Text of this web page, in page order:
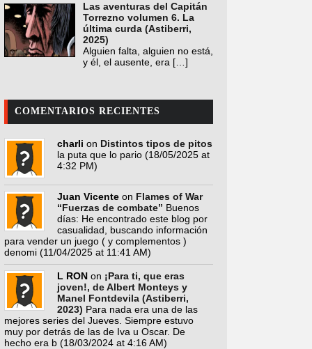
Las aventuras del Capitán
Torrezno volumen 6. La
última curda (Astiberri,
2025)
Alguien falta, alguien no está,
y él, el ausente, era […]
COMENTARIOS RECIENTES
charli on Distintos tipos de pitos
la puta que lo pario (18/05/2025 at
4:32 PM)
Juan Vicente on Flames of War
“Fuerzas de combate” Buenos
días: He encontrado este blog por
casualidad, buscando información
para vender un juego ( y complementos )
denomi (11/04/2025 at 11:41 AM)
L RON on ¡Para ti, que eras
joven!, de Albert Monteys y
Manel Fontdevila (Astiberri,
2023) Para nada era una de las
mejores series del Jueves. Siempre estuvo
muy por detrás de las de Iva u Oscar. De
hecho era b (18/03/2024 at 4:16 AM)